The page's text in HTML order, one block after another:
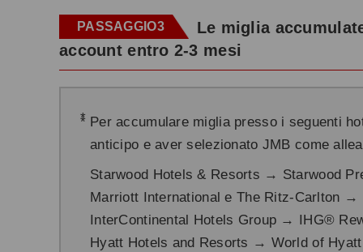
PASSAGGIO3
Le miglia
account entro 2-3 mesi
* Per accumulare miglia presso i seguenti
anticipo e aver selezionato JMB come
Starwood Hotels & Resorts → Starwood
Marriott International e The Ritz-Carlton →
InterContinental Hotels Group → IHG®
Hyatt Hotels and Resorts → World of Hyatt